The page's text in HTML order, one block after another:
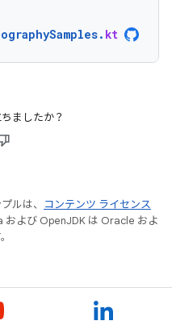
. kt
ましたか？
ルは、
コンテンツ ライセンス
および OpenJDK は Oracle およ